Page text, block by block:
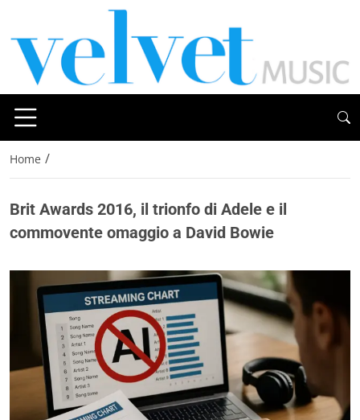
Home /
Brit Awards 2016, il trionfo di Adele e il
commovente omaggio a David Bowie